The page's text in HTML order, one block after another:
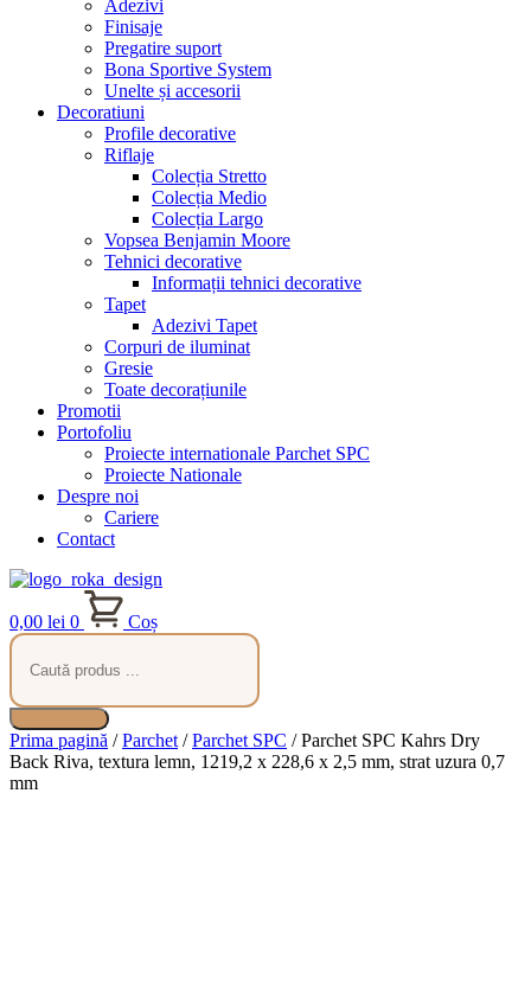
Adezivi
Finisaje
Pregatire suport
Bona Sportive System
Unelte și accesorii
Decoratiuni
Profile decorative
Riflaje
Colecția Stretto
Colecția Medio
Colecția Largo
Vopsea Benjamin Moore
Tehnici decorative
Informații tehnici decorative
Tapet
Adezivi Tapet
Corpuri de iluminat
Gresie
Toate decorațiunile
Promotii
Portofoliu
Proiecte internationale Parchet SPC
Proiecte Nationale
Despre noi
Cariere
Contact
0,00 lei 0
Coș
Products
search
Prima pagină /Parchet /Parchet SPC / Parchet SPC Kahrs Dry
Back Riva, textura lemn, 1219,2 x 228,6 x 2,5 mm, strat uzura 0,7
mm